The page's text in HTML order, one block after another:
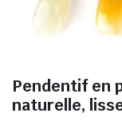
Pendentif en
naturelle,